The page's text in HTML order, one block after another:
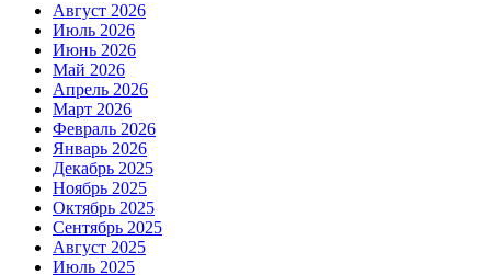
Август 2026
Июль 2026
Июнь 2026
Май 2026
Апрель 2026
Март 2026
Февраль 2026
Январь 2026
Декабрь 2025
Ноябрь 2025
Октябрь 2025
Сентябрь 2025
Август 2025
Июль 2025